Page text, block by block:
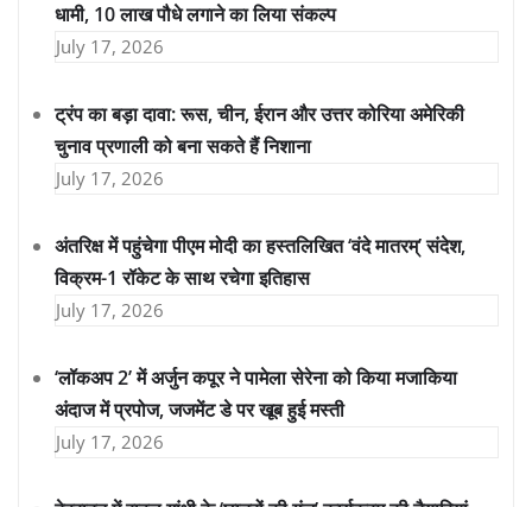
धामी, 10 लाख पौधे लगाने का लिया संकल्प
July 17, 2026
ट्रंप का बड़ा दावा: रूस, चीन, ईरान और उत्तर कोरिया अमेरिकी
चुनाव प्रणाली को बना सकते हैं निशाना
July 17, 2026
अंतरिक्ष में पहुंचेगा पीएम मोदी का हस्तलिखित ‘वंदे मातरम्’ संदेश,
विक्रम-1 रॉकेट के साथ रचेगा इतिहास
July 17, 2026
‘लॉकअप 2’ में अर्जुन कपूर ने पामेला सेरेना को किया मजाकिया
अंदाज में प्रपोज, जजमेंट डे पर खूब हुई मस्ती
July 17, 2026